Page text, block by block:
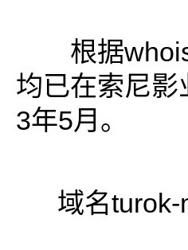
根据whois
均已在索尼
3年5月。
域名